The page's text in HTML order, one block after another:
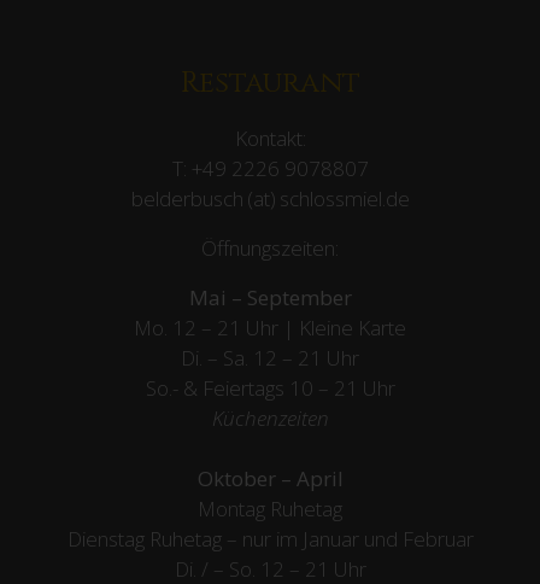
Restaurant
Kontakt:
T: +49 2226 9078807
belderbusch (at) schlossmiel.de
Öffnungszeiten:
Mai – September
Mo. 12 – 21 Uhr | Kleine Karte
Di. – Sa. 12 – 21 Uhr
So.- & Feiertags 10 – 21 Uhr
Küchenzeiten
Oktober – April
Montag Ruhetag
Dienstag Ruhetag – nur im Januar und Februar
Di. / – So. 12 – 21 Uhr